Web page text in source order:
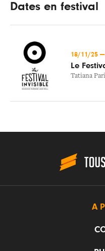
Dates en festival
18/11/25 —
Le
Tatiana
A